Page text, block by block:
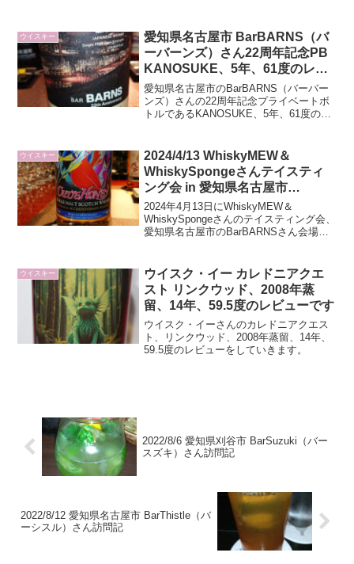
ウイスキー
愛知県名古屋市 BarBARNS（バ
ーバーンズ）さん22周年記念PB
KANOSUKE、5年、61度のレビ
ューです
愛知県名古屋市のBarBARNS（バーバー
ンズ）さんの22周年記念プライベートボ
トルであるKANOSUKE、5年、61度のレ
ウイスキー
2024/4/13 WhiskyMEW＆
WhiskySpongeさんテイスティ
ング会 in 愛知県名古屋市
BarBARNS（バーバーンズ）さ
ん会場のレビュー（写真かなり多
め）
2024年4月13日にWhiskyMEW＆
WhiskySpongeさんのテイスティング会、
愛知県名古屋市のBarBARNSさん会場で
ウイスキー
ウイスク・イー カレドニアクエ
スト リンクウッド、2008年蒸
留、14年、59.5度のレビューです
ウイスク・イーさんのカレドニアクエス
ト、リンクウッド、2008年蒸留、14年、
59.5度のレビューをしていきます。
2022/8/6 愛知県刈谷市 BarSuzuki（バー
スズキ）さん訪問記
2022/8/12 愛知県名古屋市 BarThistle（バ
ーシスル）さん訪問記